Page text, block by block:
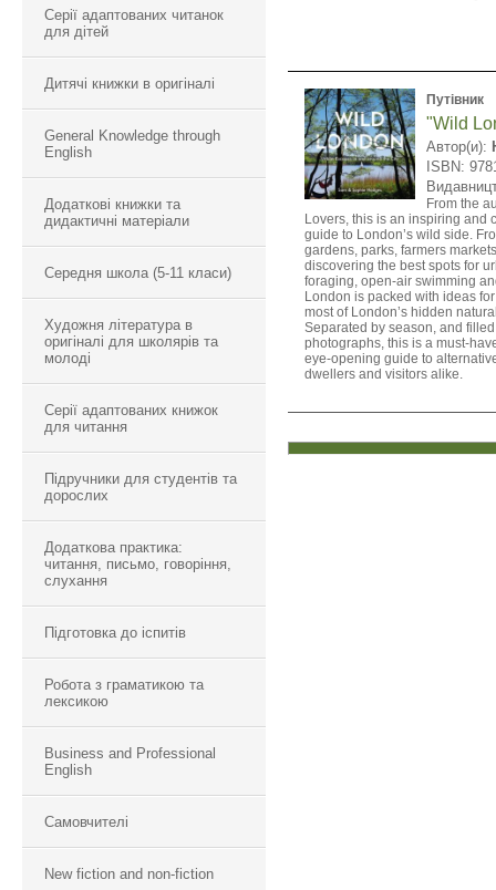
Серії адаптованих читанок
для дітей
Дитячі книжки в оригіналі
General Knowledge through
English
Додаткові книжки та
дидактичні матеріали
Середня школа (5-11 класи)
Художня література в
оригіналі для школярів та
молоді
Серії адаптованих книжок
для читання
Підручники для студентів та
дорослих
Додаткова практика:
читання, письмо, говоріння,
слухання
Підготовка до іспитів
Робота з граматикою та
лексикою
Business and Professional
English
Самовчителі
New fiction and non-fiction
Путівник
"Wild
Автор(и):
ISBN:
From the
Lovers, this is an inspiring and
guide to London’s wild side.
gardens, parks, farmers
discovering the best spots for
foraging, open-air swimming
London is packed with ideas
most of London’s hidden
Separated by season, and
photographs, this is a must-
eye-opening guide to
dwellers and visitors alike.